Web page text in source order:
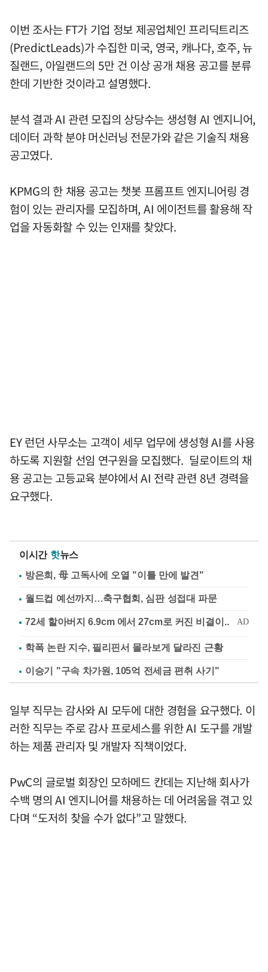
이번 조사는 FT가 기업 정보 제공업체인 프리딕트리즈
(PredictLeads)가 수집한 미국, 영국, 캐나다, 호주, 뉴
질랜드, 아일랜드의 5만 건 이상 공개 채용 공고를 분류
한데 기반한 것이라고 설명했다.
분석 결과 AI 관련 모집의 상당수는 생성형 AI 엔지니어,
데이터 과학 분야 머신러닝 전문가와 같은 기술직 채용
공고였다.
KPMG의 한 채용 공고는 챗봇 프롬프트 엔지니어링 경
험이 있는 관리자를 모집하며, AI 에이전트를 활용해 작
업을 자동화할 수 있는 인재를 찾았다.
EY 런던 사무소는 고객이 세무 업무에 생성형 AI를 사용
하도록 지원할 선임 연구원을 모집했다. 딜로이트의 채
용 공고는 고등교육 분야에서 AI 전략 관련 8년 경력을
요구했다.
이시간 핫뉴스
방은희, 母 고독사에 오열 "이틀 만에 발견"
월드컵 예선까지…축구협회, 심판 성접대 파문
학폭 논란 지수, 필리핀서 몰라보게 달라진 근황
이승기 "구속 차가원, 105억 전세금 편취 사기"
일부 직무는 감사와 AI 모두에 대한 경험을 요구했다. 이
러한 직무는 주로 감사 프로세스를 위한 AI 도구를 개발
하는 제품 관리자 및 개발자 직책이었다.
PwC의 글로벌 회장인 모하메드 칸데는 지난해 회사가
수백 명의 AI 엔지니어를 채용하는 데 어려움을 겪고 있
다며 “도저히 찾을 수가 없다”고 말했다.